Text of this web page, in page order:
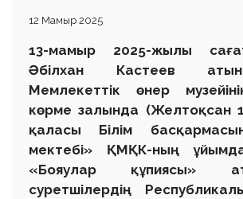
12 Мамыр 2025
13-мамыр 2025-жылы
Әбілхан Кастеев
Мемлекеттік өнер
көрме залында (Желтоқсан
қаласы Білім
мектебі» ҚМҚК-ның
«Бояулар құпиясы»
суретшілердің